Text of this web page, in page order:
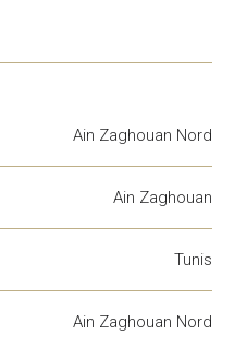
Ain Zaghouan Nord
Ain Zaghouan
Tunis
Ain Zaghouan Nord